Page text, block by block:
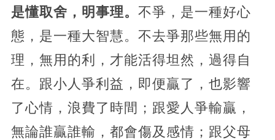
是懂取舍，明事理。 不爭，是一種好心
態，是一種大智慧。不去爭那些無用的
理，無用的利，才能活得坦然，過得自
在。跟小人爭利益，即便贏了，也影響
了心情，浪費了時間；跟愛人爭輸贏，
無論誰贏誰輸，都會傷及感情；跟父母